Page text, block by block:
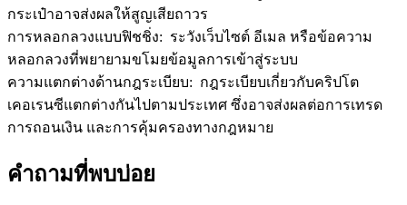
กระเป๋าอาจส่งผลให้สูญเสียถาวร
การหลอกลวงแบบฟิชชิ่ง: ระวังเว็บไซต์ อีเมล หรือข้อความ
หลอกลวงที่พยายามขโมยข้อมูลการเข้าสู่ระบบ
ความแตกต่างด้านกฎระเบียบ: กฎระเบียบเกี่ยวกับคริปโต
เคอเรนซีแตกต่างกันไปตามประเทศ ซึ่งอาจส่งผลต่อการเทรด
การถอนเงิน และการคุ้มครองทางกฎหมาย
คำถามที่พบบ่อย